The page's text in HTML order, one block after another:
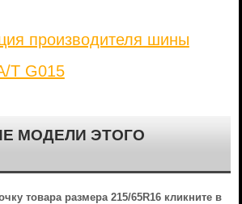
производителя шины
T G015
МОДЕЛИ ЭТОГО
товара размера 215/65R16 кликните в